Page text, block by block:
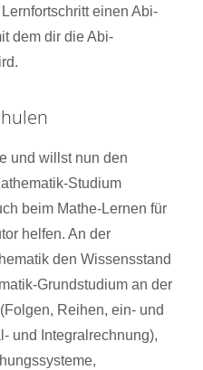
einen Abi-
dem dir die Abi-
und willst nun den
Studium
beim Mathe-Lernen für
helfen. An der
den Wissensstand
Grundstudium an der
Reihen, ein- und
und Integralrechnung),